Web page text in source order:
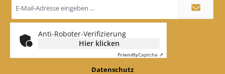
Mail-
Adresse
*
Anti-Roboter-Verifizierung
Hier klicken
FriendlyCaptcha ⇗
Datenschutz